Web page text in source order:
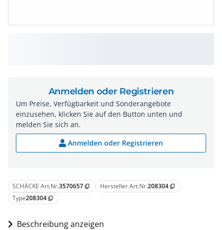
SCHÄCKE Art.Nr.3570657 content_copy Hersteller Art.Nr.208304 content_copy
Type208304 content_copy
Beschreibung anzeigen
Anmelden oder Registrieren
Um Preise, Verfügbarkeit und Sonderangebote
einzusehen, klicken Sie auf den Button unten und
melden Sie sich an.
Anmelden oder Registrieren